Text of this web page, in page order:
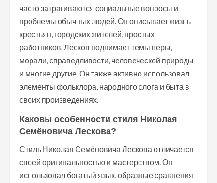
часто затрагиваются социальные вопросы и
проблемы обычных людей. Он описывает жизнь
крестьян, городских жителей, простых
работников. Лесков поднимает темы веры,
морали, справедливости, человеческой природы
и многие другие. Он также активно использовал
элементы фольклора, народного слога и быта в
своих произведениях.
Каковы особенности стиля Николая
Семёновича Лескова?
Стиль Николая Семёновича Лескова отличается
своей оригинальностью и мастерством. Он
использовал богатый язык, образные сравнения